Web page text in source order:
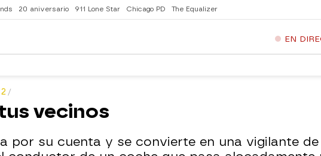
20 aniversario 911 Lone Star Chicago PD The Equalizer
EN
vecinos
por su cuenta y se convierte en una vigilante